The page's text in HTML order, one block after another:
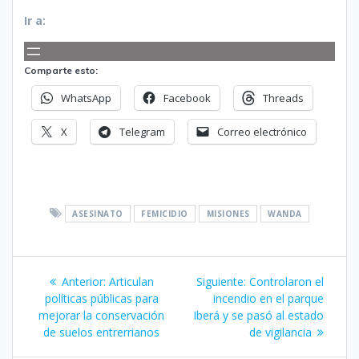
Ir a:
Comparte esto:
WhatsApp Facebook Threads
X Telegram Correo electrónico
ASESINATO FEMICIDIO MISIONES WANDA
Navegación
de
entradas
Anterior: Entrada
anterior:
Articulan
políticas públicas para
mejorar la conservación
de suelos entrerrianos
Siguiente: Siguiente
entrada:
Controlaron el
incendio en el parque
Iberá y se pasó al estado
de vigilancia